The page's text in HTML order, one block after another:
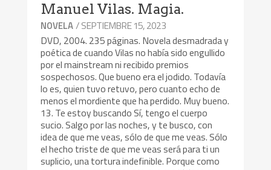
Manuel Vilas. Magia.
NOVELA/ SEPTIEMBRE 15, 2023
DVD, 2004. 235 páginas. Novela desmadrada y
poética de cuando Vilas no había sido engullido
por el mainstream ni recibido premios
sospechosos. Que bueno era el jodido. Todavía
lo es, quien tuvo retuvo, pero cuanto echo de
menos el mordiente que ha perdido. Muy bueno.
13. Te estoy buscando Sí, tengo el cuerpo
sucio. Salgo por las noches, y te busco, con
idea de que me veas, sólo de que me veas. Sólo
el hecho triste de que me veas será para ti un
suplicio, una tortura indefinible. Porque como